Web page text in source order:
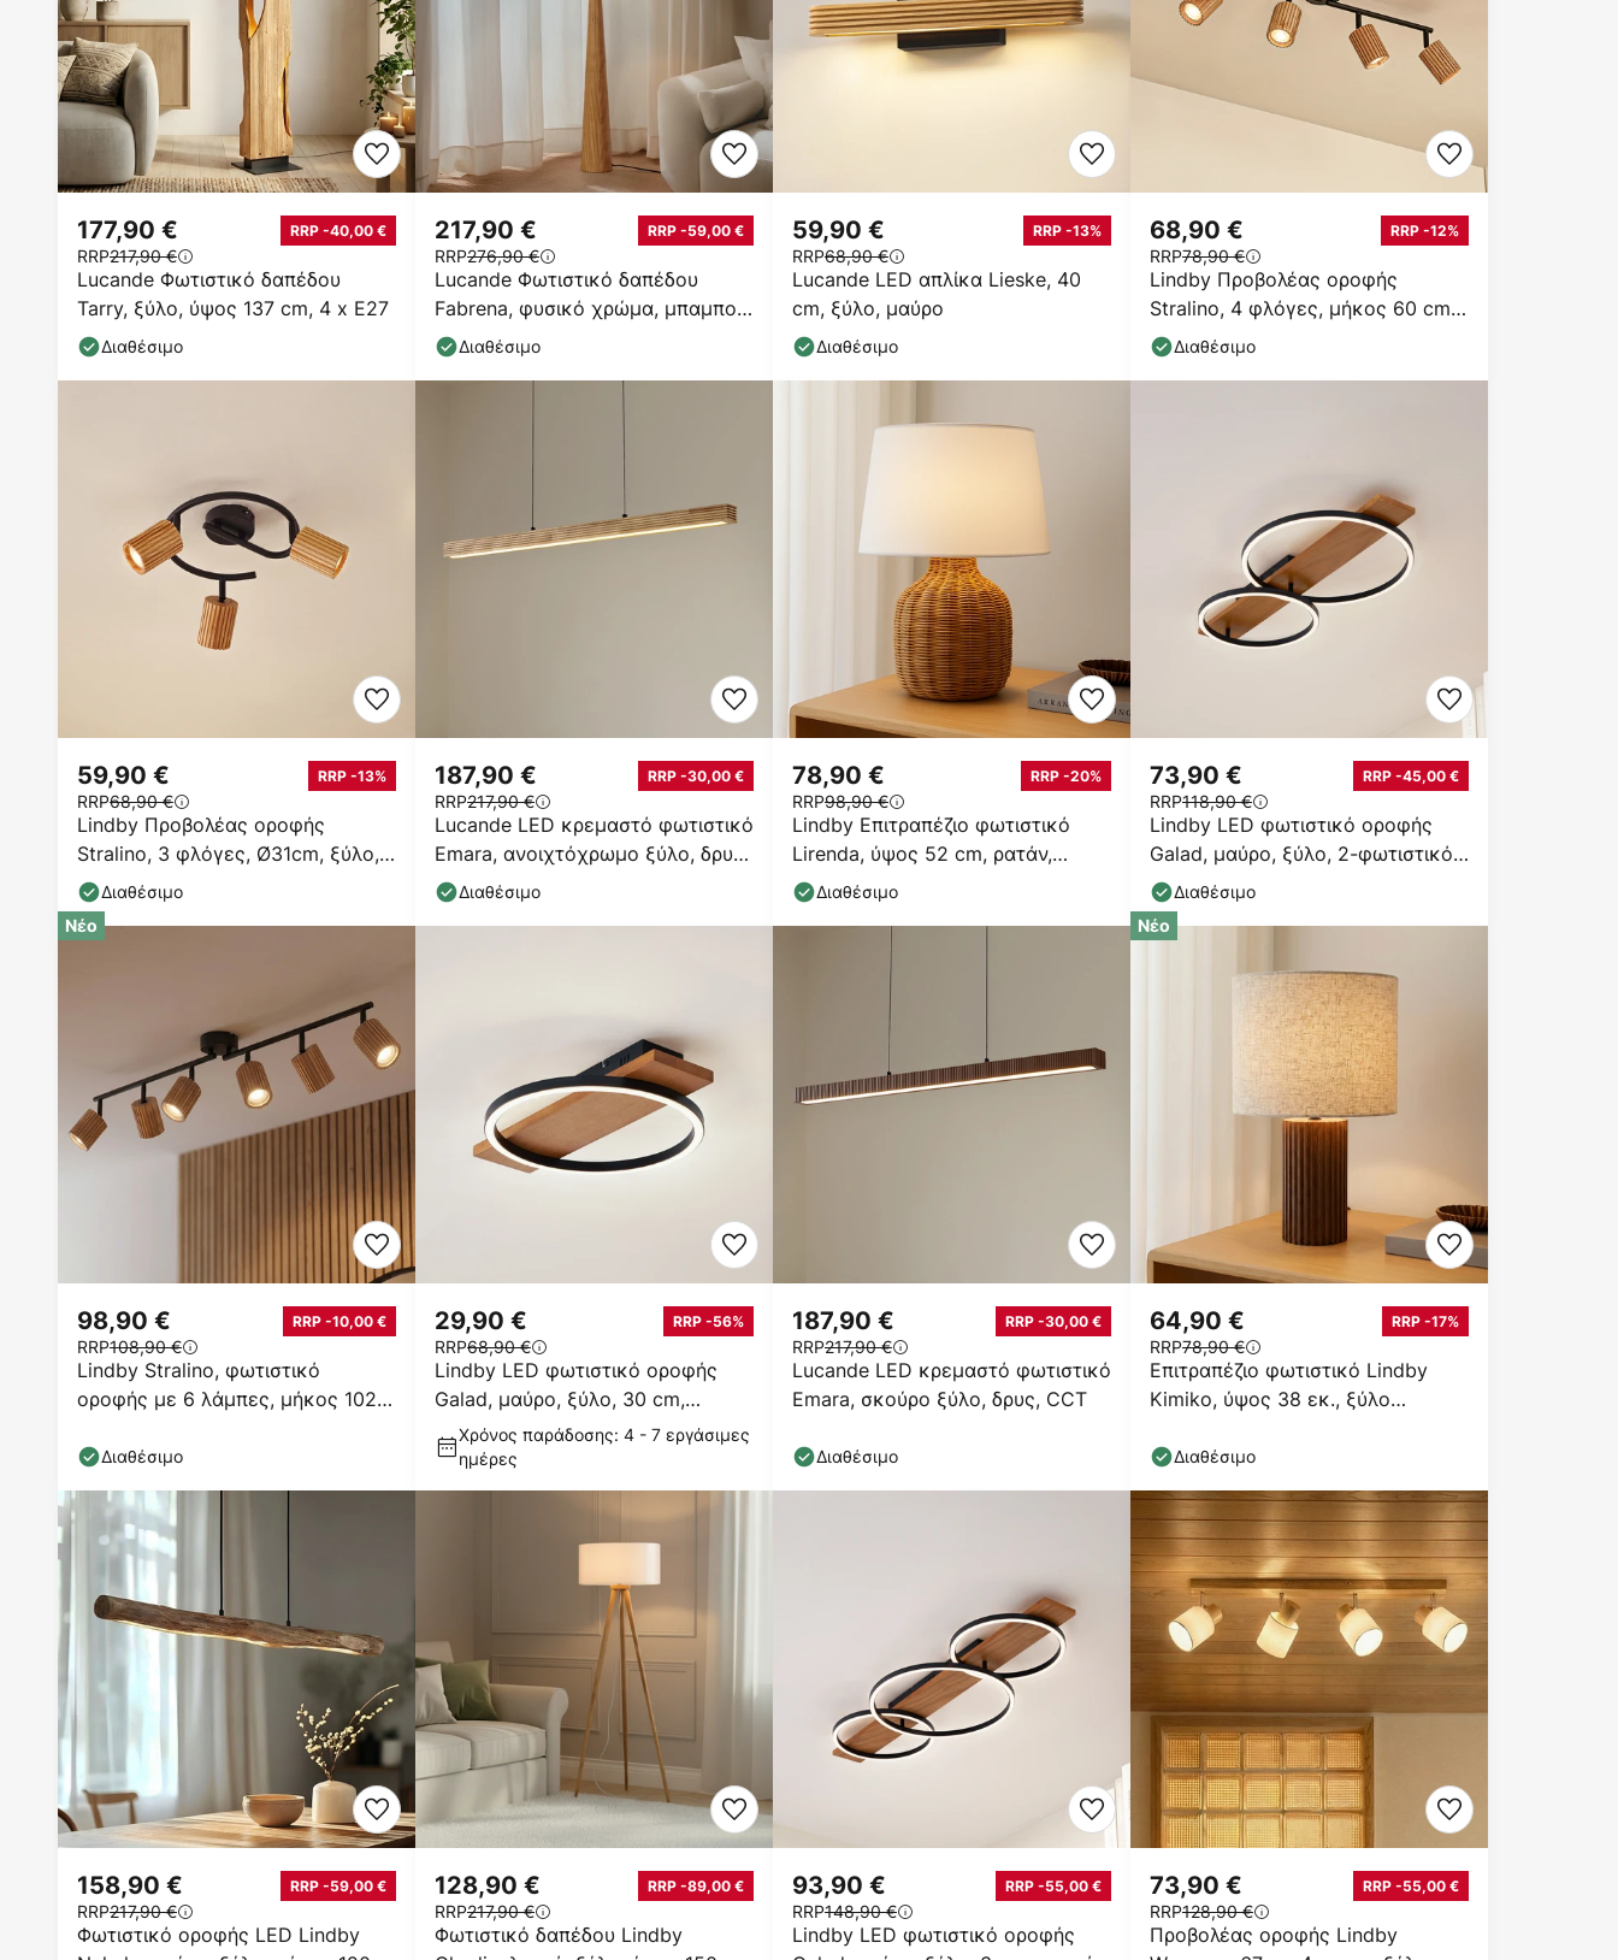
Lucande Φωτιστικό δαπέδου
Tarry, ξύλο, ύψος 137 cm, 4 x E27
177,90 € RRP -40,00 €
RRP217,90 €
Διαθέσιμο
Lucande Φωτιστικό δαπέδου
Fabrena, φυσικό χρώμα, μπαμπού,
ύψος 138 cm
217,90 € RRP -59,00 €
RRP276,90 €
Διαθέσιμο
Lucande LED απλίκα Lieske, 40
cm, ξύλο, μαύρο
59,90 € RRP -13%
RRP68,90 €
Διαθέσιμο
Lindby Προβολέας οροφής
Stralino, 4 φλόγες, μήκος 60 cm,
ξύλο
68,90 € RRP -12%
RRP78,90 €
Διαθέσιμο
Lindby Προβολέας οροφής
Stralino, 3 φλόγες, Ø31cm, ξύλο,
GU10
59,90 € RRP -13%
RRP68,90 €
Διαθέσιμο
Lucande LED κρεμαστό φωτιστικό
Emara, ανοιχτόχρωμο ξύλο, δρυς,
CCT
187,90 € RRP -30,00 €
RRP217,90 €
Διαθέσιμο
Lindby Επιτραπέζιο φωτιστικό
Lirenda, ύψος 52 cm, ρατάν,
φυσικό/λευκό
78,90 € RRP -20%
RRP98,90 €
Διαθέσιμο
Lindby LED φωτιστικό οροφής
Galad, μαύρο, ξύλο, 2-φωτιστικό,
75 cm
73,90 € RRP -45,00 €
RRP118,90 €
Διαθέσιμο
Νέο
Lindby Stralino, φωτιστικό
οροφής με 6 λάμπες, μήκος 102
98,90 € RRP -10,00 €
RRP108,90 €
Διαθέσιμο
Lindby LED φωτιστικό οροφής
Galad, μαύρο, ξύλο, 30 cm,
dimmable
29,90 € RRP -56%
RRP68,90 €
Χρόνος παράδοσης: 4 - 7 εργάσιμες
ημέρες
Lucande LED κρεμαστό φωτιστικό
Emara, σκούρο ξύλο, δρυς, CCT
187,90 € RRP -30,00 €
RRP217,90 €
Διαθέσιμο
Νέο
Επιτραπέζιο φωτιστικό Lindby
Kimiko, ύψος 38 εκ., ξύλο
64,90 € RRP -17%
RRP78,90 €
Διαθέσιμο
Φωτιστικό οροφής LED Lindby
158,90 € RRP -59,00 €
RRP217,90 €
Φωτιστικό δαπέδου Lindby
128,90 € RRP -89,00 €
RRP217,90 €
Lindby LED φωτιστικό οροφής
93,90 € RRP -55,00 €
RRP148,90 €
Προβολέας οροφής Lindby
73,90 € RRP -55,00 €
RRP128,90 €